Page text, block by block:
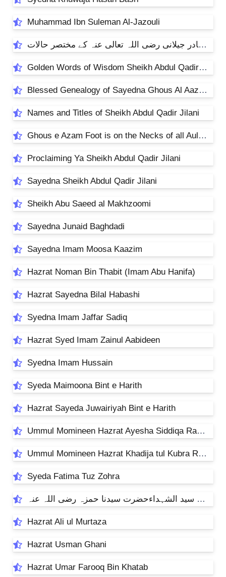
Muhammad Ibn Suleman Al-Jazouli
غوث اعظم شیخ عبد القادر جیلانی رضی اللہ تعالی عنہ کے مختصر حالات
Golden Words of Wisdom Sheikh Abdul Qadir Jilani
Blessed Genealogy of Sayedna Ghous Al Aazam
Names and Titles of Sheikh Abdul Qadir Jilani
Ghous e Azam Foot is on the Necks of all Auliya
Proclaiming Ya Sheikh Abdul Qadir Jilani
Sayedna Sheikh Abdul Qadir Jilani
Sheikh Abu Saeed al Makhzoomi
Sayedna Junaid Baghdadi
Sayedna Imam Moosa Kaazim
Hazrat Noman Bin Thabit (Imam Abu Hanifa)
Hazrat Sayedna Bilal Habashi
Syedna Imam Jaffar Sadiq
Hazrat Syed Imam Zainul Aabideen
Syedna Imam Hussain
Syeda Maimoona Bint e Harith
Hazrat Sayeda Juwairiyah Bint e Harith
Ummul Momineen Hazrat Ayesha Siddiqa RadiAllahAnho
Ummul Momineen Hazrat Khadija tul Kubra RadiAllahAnho
Syeda Fatima Tuz Zohra
مناقب سید الشہداءحضرت سیدنا حمزہ رضی اللہ عنہ
Hazrat Ali ul Murtaza
Hazrat Usman Ghani
Hazrat Umar Farooq Bin Khatab